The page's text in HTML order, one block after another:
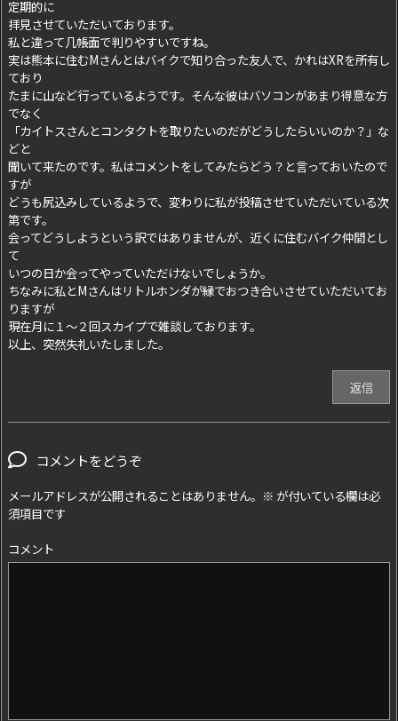
定期的に
拝見させていただいております。
私と違って几帳面で判りやすいですね。
実は熊本に住むMさんとはバイクで知り合った友人で、かれはXRを所有し
ており
たまに山など行っているようです。そんな彼はバソコンがあまり得意な方
でなく
「カイトスさんとコンタクトを取りたいのだがどうしたらいいのか？」な
どと
聞いて来たのです。私はコメントをしてみたらどう？と言っておいたので
すが
どうも尻込みしているようで、変わりに私が投稿させていただいている次
第です。
会ってどうしようという訳ではありませんが、近くに住むバイク仲間とし
て
いつの日か会ってやっていただけないでしょうか。
ちなみに私とMさんはリトルホンダが縁でおつき合いさせていただいてお
りますが
現在月に１〜２回スカイプで雑談しております。
以上、突然失礼いたしました。
返信
コメントをどうぞ
メールアドレスが公開されることはありません。 ※ が付いている欄は必
須項目です
コメント